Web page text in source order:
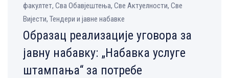
факултет, Сва Обавјештења, Све Aктуелности, Све
Вијести, Тендери и јавне набавке
Образац реализације уговора за
јавну набавку: „Набавка услуге
штампања“ за потребе